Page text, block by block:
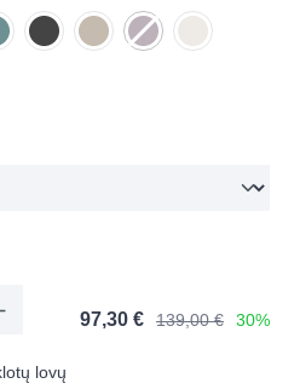
unavailable.)
Tamsiai Pilka
SmėlioBurgundiška
(This option is
Migdolų
unavailable.)
97,30 € 139,00 € 30%
lovų